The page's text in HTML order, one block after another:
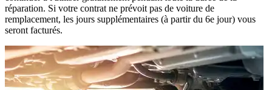
réparation. Si votre contrat ne prévoit pas de voiture de
remplacement, les jours supplémentaires (à partir du 6e jour) vous
seront facturés.